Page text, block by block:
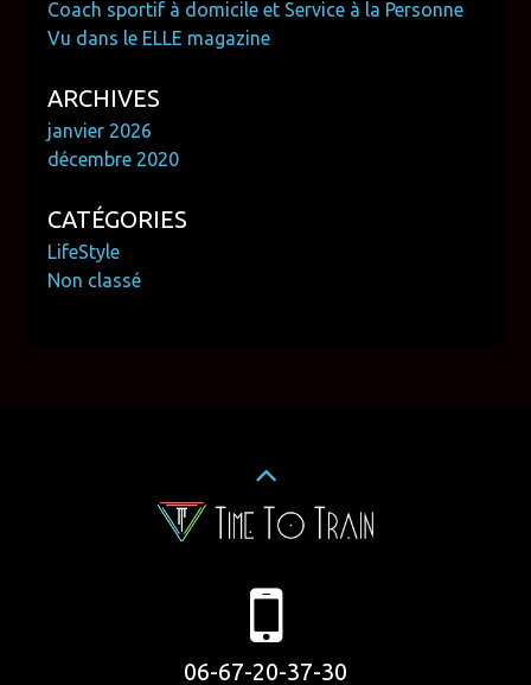
Coach sportif à domicile et Service à la Personne
Vu dans le ELLE magazine
ARCHIVES
janvier 2026
décembre 2020
CATÉGORIES
LifeStyle
Non classé
06-67-20-37-30